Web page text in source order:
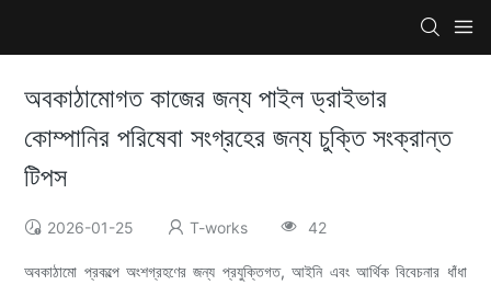
অবকাঠামোগত কাজের জন্য পাইল ড্রাইভার
কোম্পানির পরিষেবা সংগ্রহের জন্য চুক্তি সংক্রান্ত
টিপস
2026-01-25 T-works 42
অবকাঠামো প্রকল্পে অংশগ্রহণের জন্য প্রযুক্তিগত, আইনি এবং আর্থিক বিবেচনার ধাঁধা